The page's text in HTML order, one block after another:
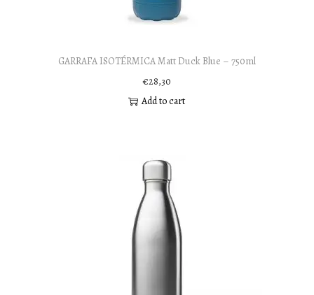
GARRAFA ISOTÉRMICA Matt Duck Blue – 750ml
€28,30
Add to cart